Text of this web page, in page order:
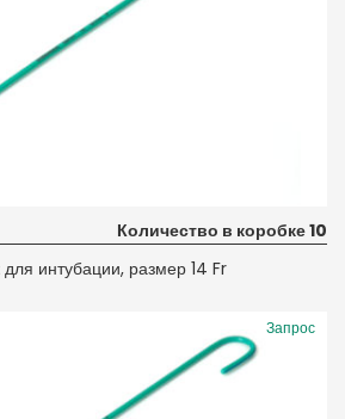
Количество в коробке 10
интубации, размер 14 Fr
Запрос